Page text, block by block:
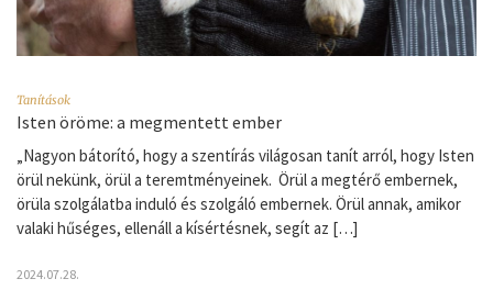
Tanítások
Isten öröme: a megmentett ember
„Nagyon bátorító, hogy a szentírás világosan tanít arról, hogy Isten
örül nekünk, örül a teremtményeinek. Örül a megtérő embernek,
örüla szolgálatba induló és szolgáló embernek. Örül annak, amikor
valaki hűséges, ellenáll a kísértésnek, segít az […]
2024.07.28.